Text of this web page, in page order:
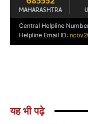
यह भी पढ़े